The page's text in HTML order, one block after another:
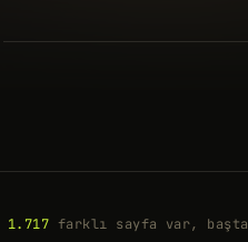
1.717 farklı sayfa var,